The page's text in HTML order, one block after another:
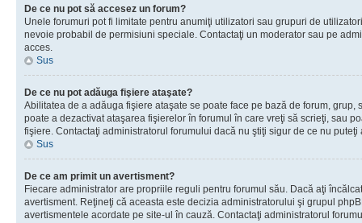
De ce nu pot să accesez un forum?
Unele forumuri pot fi limitate pentru anumiţi utilizatori sau grupuri de
nevoie probabil de permisiuni speciale. Contactaţi un moderator sau pe
acces.
Sus
De ce nu pot adăuga fişiere ataşate?
Abilitatea de a adăuga fişiere ataşate se poate face pe bază de forum, grup,
poate a dezactivat ataşarea fişierelor în forumul în care vreţi să scrieţi, sau
fişiere. Contactaţi administratorul forumului dacă nu ştiţi sigur de ce nu
Sus
De ce am primit un avertisment?
Fiecare administrator are propriile reguli pentru forumul său. Dacă aţi
avertisment. Reţineţi că aceasta este decizia administratorului şi grupul
avertismentele acordate pe site-ul în cauză. Contactaţi administratorul